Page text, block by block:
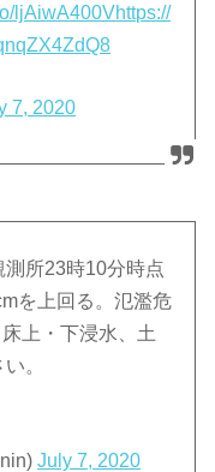
ljAiwA400Vhttps://
7, 2020
所23時10分時点
を上回る。氾濫危
上・下浸水、土
。
July 7, 2020